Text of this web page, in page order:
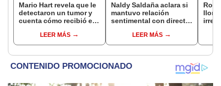
Mario Hart revela que le
detectaron un tumor y
cuenta cómo recibió el
muy fuertes..."
LEER MÁS
Naldy Saldaña aclara si
mantuvo relación
sentimental con director
denunciarlo por
tocamientos: “Me
LEER MÁS
llora
paz,